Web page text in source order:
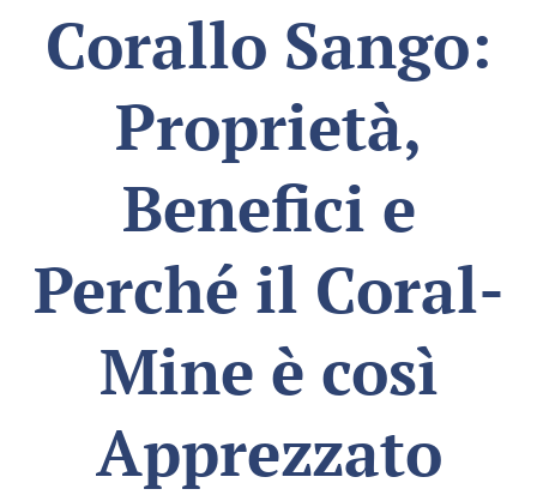
Corallo Sango:
Proprietà,
Benefici e
Perché il Coral-
Mine è così
Apprezzato